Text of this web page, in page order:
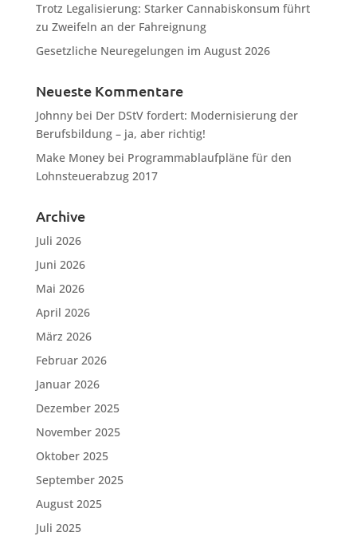
Trotz Legalisierung: Starker Cannabiskonsum führt
zu Zweifeln an der Fahreignung
Gesetzliche Neuregelungen im August 2026
Neueste Kommentare
Johnnybei Der DStV fordert: Modernisierung der
Berufsbildung – ja, aber richtig!
Make Moneybei Programmablaufpläne für den
Lohnsteuerabzug 2017
Archive
Juli 2026
Juni 2026
Mai 2026
April 2026
März 2026
Februar 2026
Januar 2026
Dezember 2025
November 2025
Oktober 2025
September 2025
August 2025
Juli 2025